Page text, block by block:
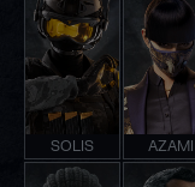
SOLIS AZAMI